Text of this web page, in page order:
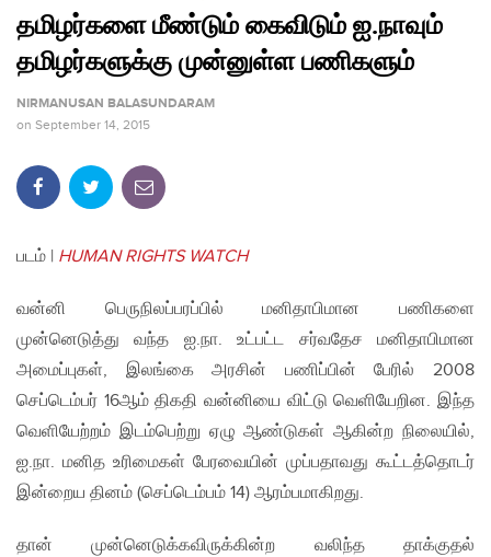
தமிழர்களை மீண்டும் கைவிடும் ஐ.நாவும்
தமிழர்களுக்கு முன்னுள்ள பணிகளும்
NIRMANUSAN BALASUNDARAM
on September 14, 2015
படம் | HUMAN RIGHTS WATCH
வன்னி பெருநிலப்பரப்பில் மனிதாபிமான பணிகளை
முன்னெடுத்து வந்த ஐ.நா. உட்பட்ட சர்வதேச மனிதாபிமான
அமைப்புகள், இலங்கை அரசின் பணிப்பின் பேரில் 2008
செப்டெம்பர் 16ஆம் திகதி வன்னியை விட்டு வெளியேறின. இந்த
வெளியேற்றம் இடம்பெற்று ஏழு ஆண்டுகள் ஆகின்ற நிலையில்,
ஐ.நா. மனித உரிமைகள் பேரவையின் முப்பதாவது கூட்டத்தொடர்
இன்றைய தினம் (செப்டெம்பம் 14) ஆரம்பமாகிறது.
தான் முன்னெடுக்கவிருக்கின்ற வலிந்த தாக்குதல்